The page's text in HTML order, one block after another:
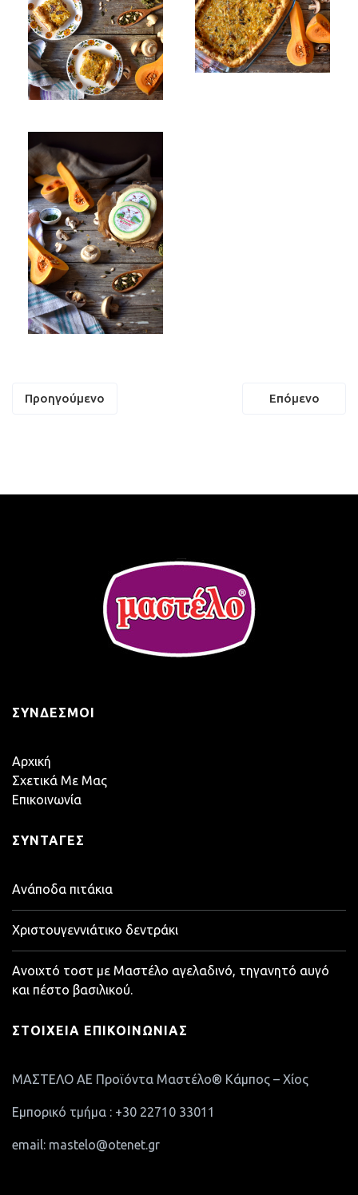
Πλοήγηση
Προηγούμενο Επόμενο
ΣΎΝΔΕΣΜΟΙ
Αρχική
Σχετικά Με Μας
Επικοινωνία
ΣΥΝΤΑΓΈΣ
Ανάποδα πιτάκια
Χριστουγεννιάτικο δεντράκι
Ανοιχτό τοστ με Μαστέλο αγελαδινό, τηγανητό αυγό
και πέστο βασιλικού.
ΣΤΟΙΧΕΊΑ ΕΠΙΚΟΙΝΩΝΊΑΣ
ΜΑΣΤΕΛΟ ΑΕ Προϊόντα Μαστέλο® Κάμπος – Χίος
Εμπορικό τμήμα : +30 22710 33011
email: mastelo@otenet.gr